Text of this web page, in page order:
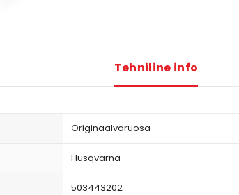
Tehniline info
Originaalvaruosa
Husqvarna
503443202